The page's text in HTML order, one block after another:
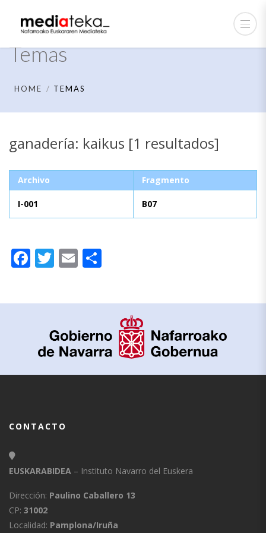
Temas
HOME TEMAS
ganadería: kaikus [1 resultados]
Archivo Fragmento
I-001 B07
Facebook
Twitter
Email
CONTACTO
EUSKARABIDEA – Instituto Navarro del Euskera
Dirección: Paulino Caballero 13
CP: 31002
Localidad: Pamplona/Iruña